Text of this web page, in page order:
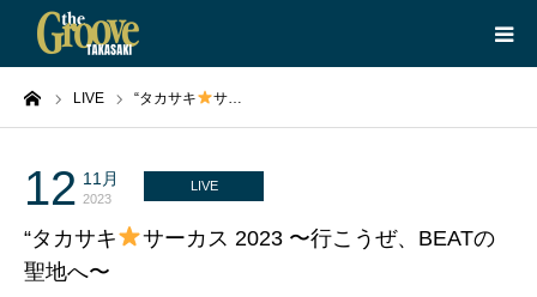
LIVE “タカサキ サ…
12 11月
2023
LIVE
“タカサキ
サーカス 2023 〜行こうぜ、BEATの
聖地へ〜
HOME
LIVE
EQUIPMENT